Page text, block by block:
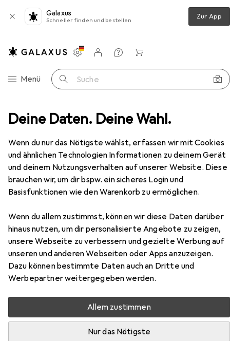
Deine Daten. Deine Wahl.
Wenn du nur das Nötigste wählst, erfassen wir mit Cookies
und ähnlichen Technologien Informationen zu deinem Gerät
und deinem Nutzungsverhalten auf unserer Website. Diese
brauchen wir, um dir bspw. ein sicheres Login und
Basisfunktionen wie den Warenkorb zu ermöglichen.
Wenn du allem zustimmst, können wir diese Daten darüber
hinaus nutzen, um dir personalisierte Angebote zu zeigen,
unsere Webseite zu verbessern und gezielte Werbung auf
unseren und anderen Webseiten oder Apps anzuzeigen.
Dazu können bestimmte Daten auch an Dritte und
Werbepartner weitergegeben werden.
Allem zustimmen
Nur das Nötigste
Galaxus
Schneller finden und bestellen Zur App
Navigation nach Kategorien
Menü Suche
Einstellungen
Kundenkonto
Vergleichslisten
Merklisten
Warenkorb
New York Superstay Active Wear Concealer - Tan
EUR
12,23 bei 2 Stück EUR
407,67/1l
Maybelline New YorkSuperstay Active
Wear Concealer - Tan
45-tan